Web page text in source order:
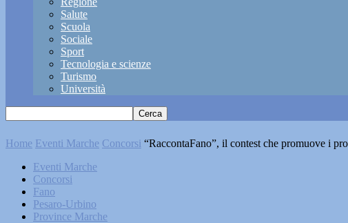
Salute
Scuola
Sociale
Sport
Tecnologia e scienze
Turismo
Università
Home Eventi Marche Concorsi “RaccontaFano”, il contest che promuove i
Eventi Marche
Concorsi
Fano
Pesaro-Urbino
Province Marche